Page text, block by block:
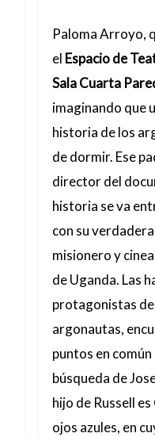
Paloma Arroyo,
el Espacio de
Sala Cuarta
imaginando que
historia de los
de dormir. Ese
director del
historia se va
con su
misionero y
de Uganda. Las
protagonistas
argonautas,
puntos en común
búsqueda de
hijo de Russell
ojos azules, en